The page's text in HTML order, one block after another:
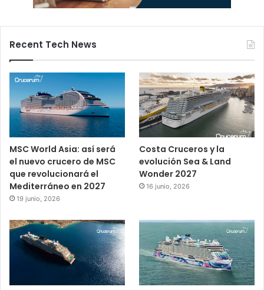
Recent Tech News
MSC World Asia: así será
el nuevo crucero de MSC
que revolucionará el
Mediterráneo en 2027
19 junio, 2026
Costa Cruceros y la
evolución Sea & Land
Wonder 2027
16 junio, 2026